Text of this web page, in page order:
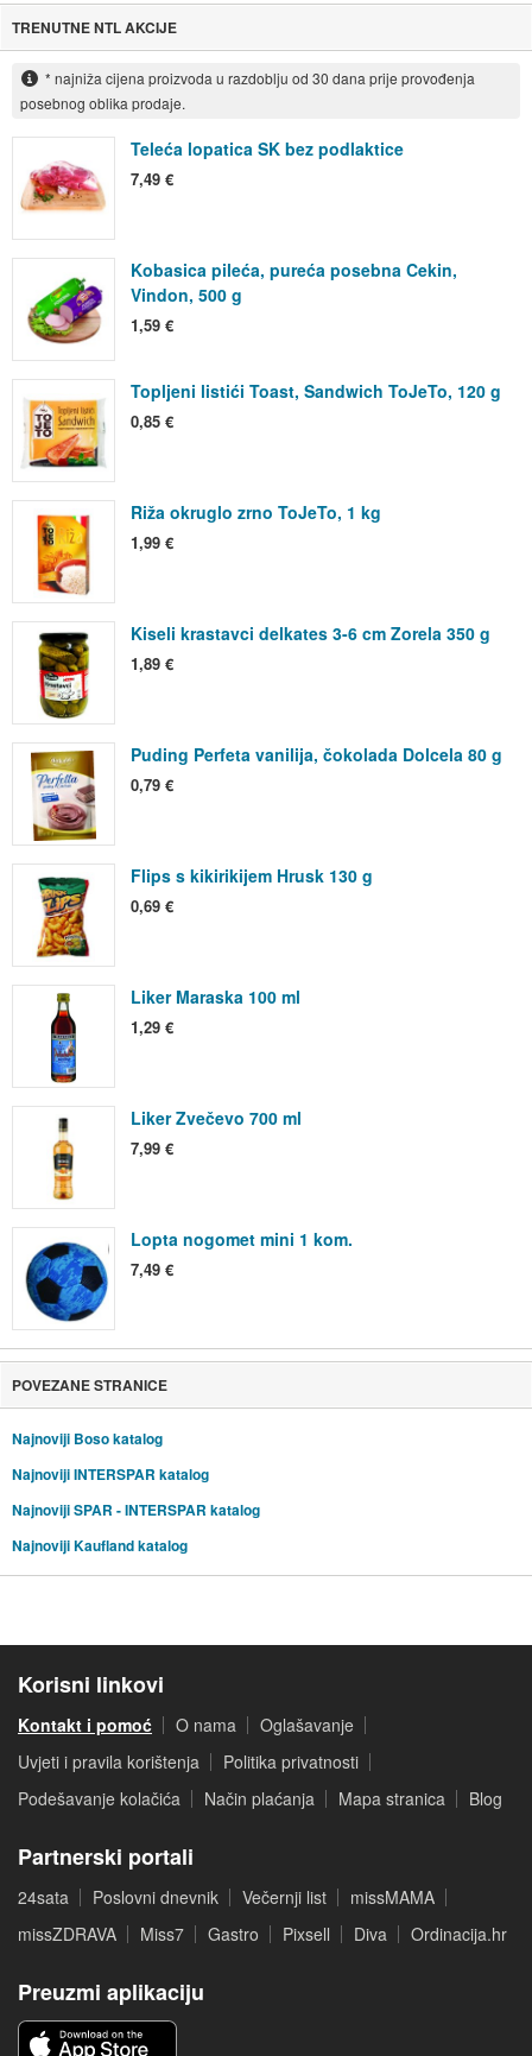
TRENUTNE NTL AKCIJE
* najniža cijena proizvoda u razdoblju od 30 dana prije provođenja
posebnog oblika prodaje.
Teleća lopatica SK bez podlaktice
7,49 €
Kobasica pileća, pureća posebna Cekin,
Vindon, 500 g
1,59 €
Topljeni listići Toast, Sandwich ToJeTo, 120 g
0,85 €
Riža okruglo zrno ToJeTo, 1 kg
1,99 €
Kiseli krastavci delkates 3-6 cm Zorela 350 g
1,89 €
Puding Perfeta vanilija, čokolada Dolcela 80 g
0,79 €
Flips s kikirikijem Hrusk 130 g
0,69 €
Liker Maraska 100 ml
1,29 €
Liker Zvečevo 700 ml
7,99 €
Lopta nogomet mini 1 kom.
7,49 €
POVEZANE STRANICE
Najnoviji Boso katalog
Najnoviji INTERSPAR katalog
Najnoviji SPAR - INTERSPAR katalog
Najnoviji Kaufland katalog
Korisni linkovi
Kontakt i pomoć O nama
Oglašavanje
Uvjeti i pravila korištenja
Politika privatnosti
Podešavanje kolačića
Način plaćanja Mapa stranica Blog
Partnerski portali
24sata Poslovni dnevnik Večernji list
missMAMA
missZDRAVA
Miss7 Gastro Pixsell Diva Ordinacija.hr
Preuzmi aplikaciju